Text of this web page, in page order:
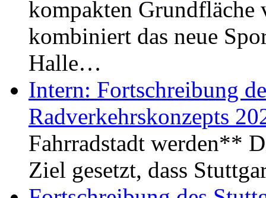
kompakten Grundfläche
kombiniert das neue
Halle…
Intern: Fortschreibung
Radverkehrskonzepts
Fahrradstadt werden**
Ziel gesetzt, dass